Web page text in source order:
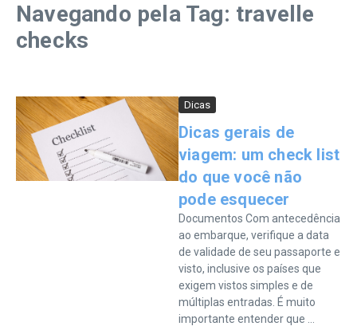
Navegando pela Tag: travelle
checks
Dicas
Dicas gerais de
viagem: um check list
do que você não
pode esquecer
Documentos Com antecedência
ao embarque, verifique a data
de validade de seu passaporte e
visto, inclusive os países que
exigem vistos simples e de
múltiplas entradas. É muito
importante entender que ...